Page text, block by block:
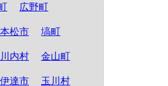
広野町
松市 塙町
川内村 金山町
伊達市 玉川村